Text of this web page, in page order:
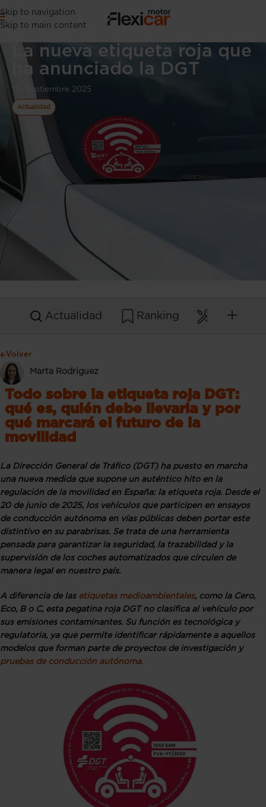
Skip to navigation
Skip to main content
La nueva etiqueta roja que
ha anunciado la DGT
16 Septiembre 2025
Actualidad
Actualidad Ranking
Volver
Marta Rodriguez
Todo sobre la etiqueta roja DGT:
qué es, quién debe llevarla y por
qué marcará el futuro de la
movilidad
La Dirección General de Tráfico (DGT) ha puesto en marcha
una nueva medida que supone un auténtico hito en la
regulación de la movilidad en España: la etiqueta roja. Desde el
20 de junio de 2025, los vehículos que participen en ensayos
de conducción autónoma en vías públicas deben portar este
distintivo en su parabrisas. Se trata de una herramienta
pensada para garantizar la seguridad, la trazabilidad y la
supervisión de los coches automatizados que circulen de
manera legal en nuestro país.
A diferencia de las etiquetas medioambientales, como la Cero,
Eco, B o C, esta pegatina roja DGT no clasifica al vehículo por
sus emisiones contaminantes. Su función es tecnológica y
regulatoria, ya que permite identificar rápidamente a aquellos
modelos que forman parte de proyectos de investigación y
pruebas de conducción autónoma.